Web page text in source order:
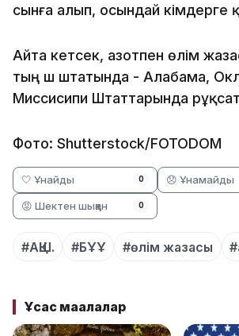
сынға алып, осындай үкімдерге
Айта кетсек, азотпен өлім
тың үш штатында - Алабама,
Миссисипи Штаттарында рұқсат
Фото: Shutterstock/FOTODOM
🤍 Ұнайды 0 😞 Ұнамайды
😡 Шектен шыққан 0
#АҚШ. #БҰҰ #өлім жазасы
Ұқсас мақалалар